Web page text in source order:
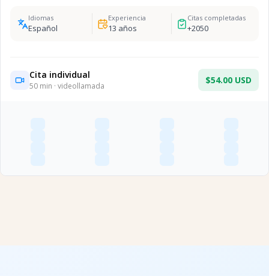
Idiomas
Español
Experiencia
13 años
Citas completadas
+2050
Cita individual
50 min · videollamada
$54.00 USD